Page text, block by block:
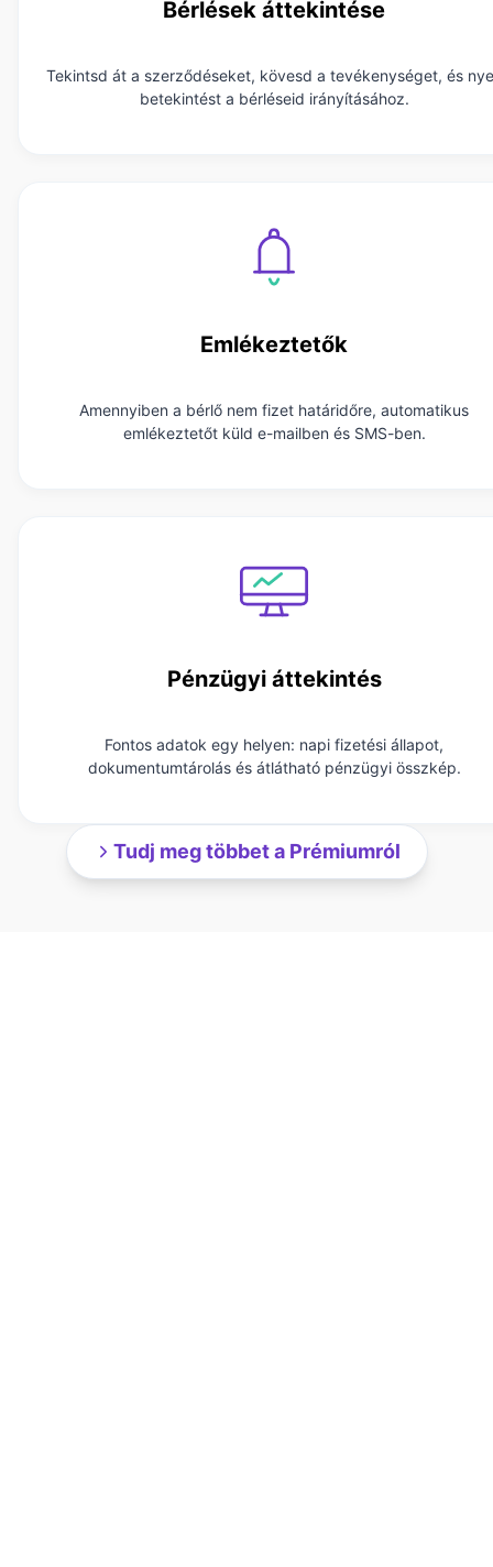
Bérlések áttekintése
Tekintsd át a szerződéseket, kövesd a tevékenységet, és
betekintést a bérléseid irányításához.
Emlékeztetők
Amennyiben a bérlő nem fizet határidőre, automatikus
emlékeztetőt küld e-mailben és SMS-ben.
Pénzügyi áttekintés
Fontos adatok egy helyen: napi fizetési állapot,
dokumentumtárolás és átlátható pénzügyi összkép.
Tudj meg többet a Prémiumról